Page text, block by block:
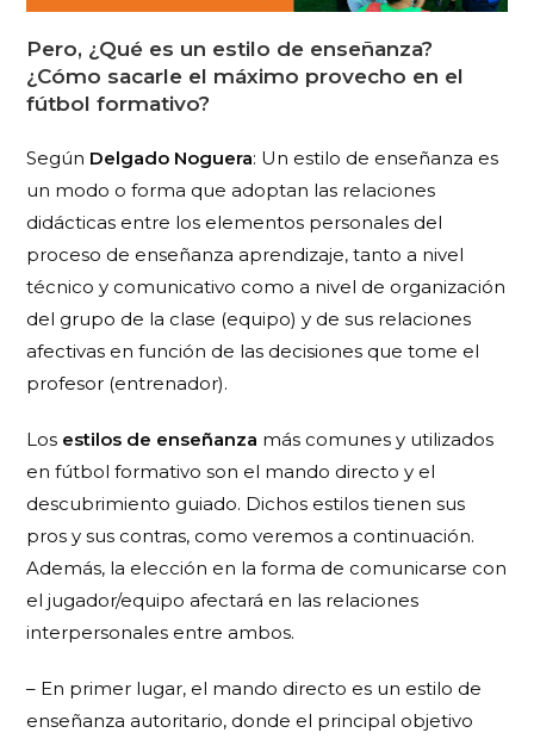
Pero, ¿Qué es un estilo de enseñanza?
¿Cómo sacarle el máximo provecho en el
fútbol formativo?
Según Delgado Noguera: Un estilo de enseñanza es
un modo o forma que adoptan las relaciones
didácticas entre los elementos personales del
proceso de enseñanza aprendizaje, tanto a nivel
técnico y comunicativo como a nivel de organización
del grupo de la clase (equipo) y de sus relaciones
afectivas en función de las decisiones que tome el
profesor (entrenador).
Los estilos de enseñanza más comunes y utilizados
en fútbol formativo son el mando directo y el
descubrimiento guiado. Dichos estilos tienen sus
pros y sus contras, como veremos a continuación.
Además, la elección en la forma de comunicarse con
el jugador/equipo afectará en las relaciones
interpersonales entre ambos.
– En primer lugar, el mando directo es un estilo de
enseñanza autoritario, donde el principal objetivo